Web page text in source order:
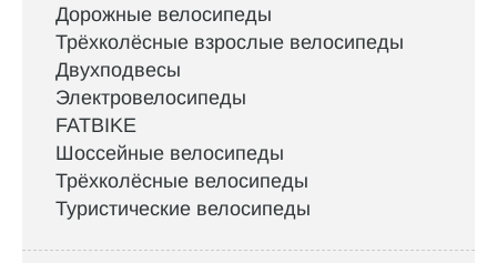
Дорожные велосипеды
Трёхколёсные взрослые велосипеды
Двухподвесы
Электровелосипеды
FATBIKE
Шоссейные велосипеды
Трёхколёсные велосипеды
Туристические велосипеды